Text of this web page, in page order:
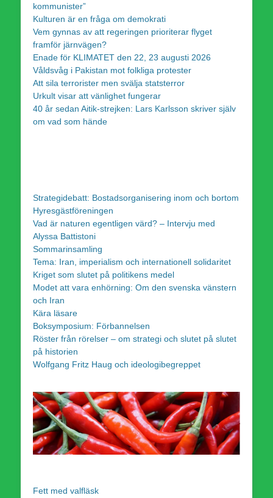
kommunister”
Kulturen är en fråga om demokrati
Vem gynnas av att regeringen prioriterar flyget
framför järnvägen?
Enade för KLIMATET den 22, 23 augusti 2026
Våldsvåg i Pakistan mot folkliga protester
Att sila terrorister men svälja statsterror
Urkult visar att vänlighet fungerar
40 år sedan Aitik-strejken: Lars Karlsson skriver själv
om vad som hände
Strategidebatt: Bostadsorganisering inom och bortom
Hyresgästföreningen
Vad är naturen egentligen värd? – Intervju med
Alyssa Battistoni
Sommarinsamling
Tema: Iran, imperialism och internationell solidaritet
Kriget som slutet på politikens medel
Modet att vara enhörning: Om den svenska vänstern
och Iran
Kära läsare
Boksymposium: Förbannelsen
Röster från rörelser – om strategi och slutet på slutet
på historien
Wolfgang Fritz Haug och ideologibegreppet
Fett med valfläsk